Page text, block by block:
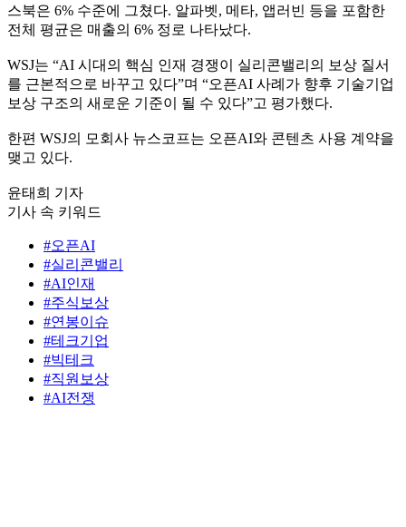
스북은 6% 수준에 그쳤다. 알파벳, 메타, 앱러빈 등을 포함한
전체 평균은 매출의 6% 정로 나타났다.
WSJ는 “AI 시대의 핵심 인재 경쟁이 실리콘밸리의 보상 질서
를 근본적으로 바꾸고 있다”며 “오픈AI 사례가 향후 기술기업
보상 구조의 새로운 기준이 될 수 있다”고 평가했다.
한편 WSJ의 모회사 뉴스코프는 오픈AI와 콘텐츠 사용 계약을
맺고 있다.
윤태희 기자
기사 속 키워드
#오픈AI
#실리콘밸리
#AI인재
#주식보상
#연봉이슈
#테크기업
#빅테크
#직원보상
#AI전쟁